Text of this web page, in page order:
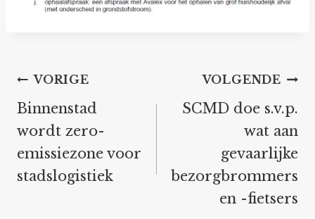
Bericht
navigatie
VORIGE
Binnenstad
wordt zero-
emissiezone voor
stadslogistiek
VOLGENDE
SCMD doe s.v.p.
wat aan
gevaarlijke
bezorgbrommers
en -fietsers